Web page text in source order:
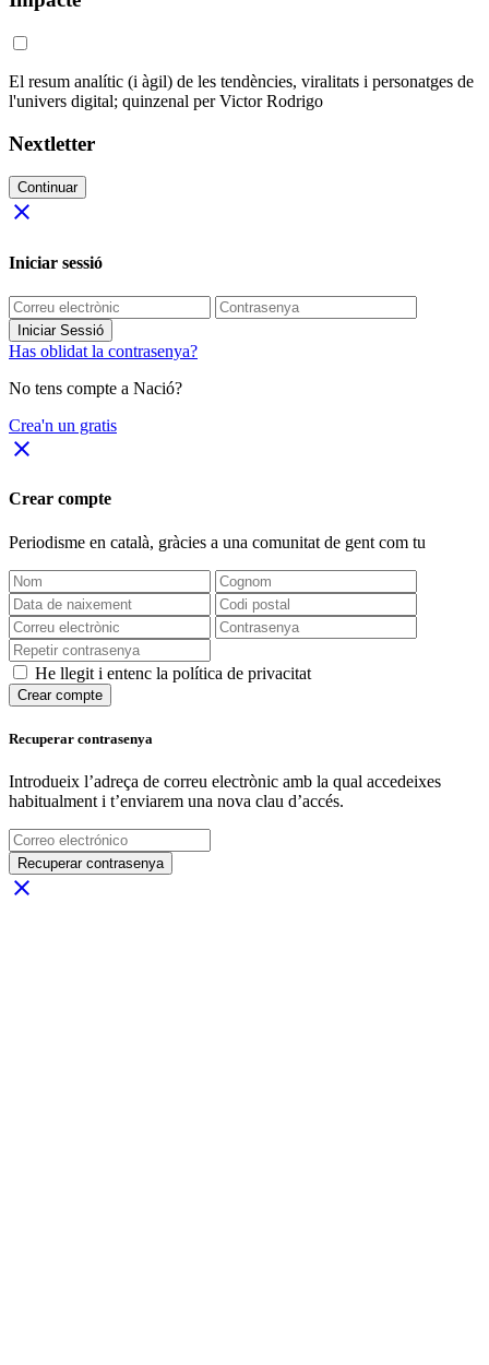
El resum analític (i àgil) de les tendències, viralitats i personatges de
l'univers digital; quinzenal per Victor Rodrigo
Nextletter
Continuar
close
Iniciar sessió
Iniciar Sessió
Has oblidat la contrasenya?
No tens compte a Nació?
Crea'n un gratis
close
Crear compte
Periodisme en català, gràcies a una comunitat de gent com tu
He llegit i entenc la política de privacitat
Crear compte
Recuperar contrasenya
Introdueix l’adreça de correu electrònic amb la qual accedeixes
habitualment i t’enviarem una nova clau d’accés.
Recuperar contrasenya
close